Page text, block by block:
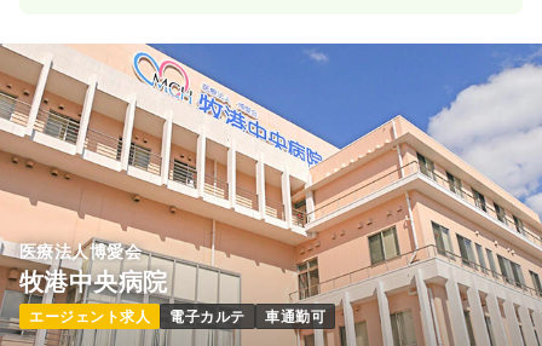
給与 18.0〜25.0 賞与45.0〜60.0万円
※一例
時間 8:30～17:30
日祝休み
ブランク可 第二新卒可 月給25万円以上可
気になる 詳細を見る
医療法人博愛会
牧港中央病院
エージェント求人 電子カルテ 車通勤可